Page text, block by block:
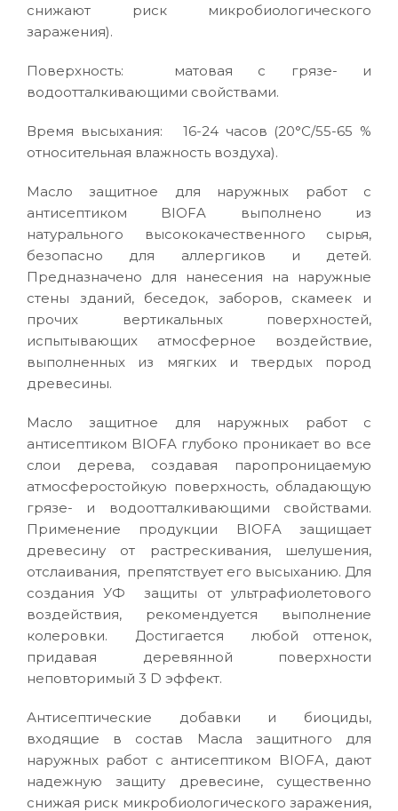
снижают риск микробиологического
заражения).
Поверхность: матовая с грязе- и
водоотталкивающими свойствами.
Время высыхания: 16-24 часов (20°C/55-65 %
относительная влажность воздуха).
Масло защитное для наружных работ с
антисептиком BIOFA выполнено из
натурального высококачественного сырья,
безопасно для аллергиков и детей.
Предназначено для нанесения на наружные
стены зданий, беседок, заборов, скамеек и
прочих вертикальных поверхностей,
испытывающих атмосферное воздействие,
выполненных из мягких и твердых пород
древесины.
Масло защитное для наружных работ с
антисептиком BIOFA глубоко проникает во все
слои дерева, создавая паропроницаемую
атмосферостойкую поверхность, обладающую
грязе- и водоотталкивающими свойствами.
Применение продукции BIOFA защищает
древесину от растрескивания, шелушения,
отслаивания, препятствует его высыханию. Для
создания УФ защиты от ультрафиолетового
воздействия, рекомендуется выполнение
колеровки. Достигается любой оттенок,
придавая деревянной поверхности
неповторимый 3 D эффект.
Антисептические добавки и биоциды,
входящие в состав Масла защитного для
наружных работ с антисептиком BIOFA, дают
надежную защиту древесине, существенно
снижая риск микробиологического заражения,